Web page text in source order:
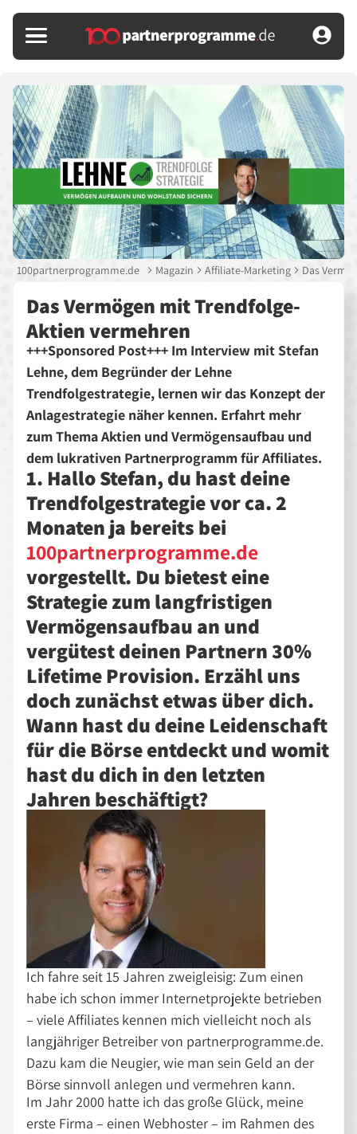
100partnerprogramme.de Magazin Affiliate-Marketing Das
Das Vermögen mit Trendfolge-
Aktien vermehren
+++Sponsored Post+++ Im Interview mit Stefan
Lehne, dem Begründer der Lehne
Trendfolgestrategie, lernen wir das Konzept der
Anlagestrategie näher kennen. Erfahrt mehr
zum Thema Aktien und Vermögensaufbau und
dem lukrativen Partnerprogramm für Affiliates.
1. Hallo Stefan, du hast deine
Trendfolgestrategie vor ca. 2
Monaten ja bereits bei
100partnerprogramme.de
vorgestellt. Du bietest eine
Strategie zum langfristigen
Vermögensaufbau an und
vergütest deinen Partnern 30%
Lifetime Provision. Erzähl uns
doch zunächst etwas über dich.
Wann hast du deine Leidenschaft
für die Börse entdeckt und womit
hast du dich in den letzten
Jahren beschäftigt?
Ich fahre seit 15 Jahren zweigleisig: Zum einen
habe ich schon immer Internetprojekte betrieben
– viele Affiliates kennen mich vielleicht noch als
langjähriger Betreiber von partnerprogramme.de.
Dazu kam die Neugier, wie man sein Geld an der
Börse sinnvoll anlegen und vermehren kann.
Im Jahr 2000 hatte ich das große Glück, meine
erste Firma – einen Webhoster – im Rahmen des